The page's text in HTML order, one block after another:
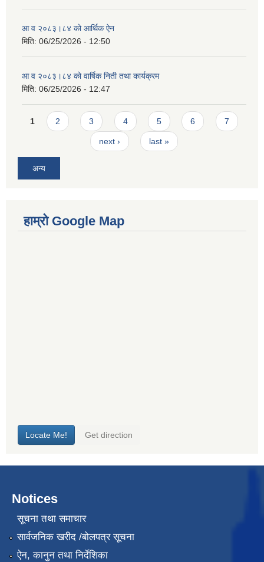
आ व २०८३।८४ को आर्थिक ऐन
मिति: 06/25/2026 - 12:50
आ व २०८३।८४ को वार्षिक निती तथा कार्यक्रम
मिति: 06/25/2026 - 12:47
Pages
1 2 3 4 5 6 7
next › last »
अन्य
हाम्रो Google Map
Notices
सूचना तथा समाचार
सार्वजनिक खरीद /बोलपत्र सूचना
ऐन, कानुन तथा निर्देशिका